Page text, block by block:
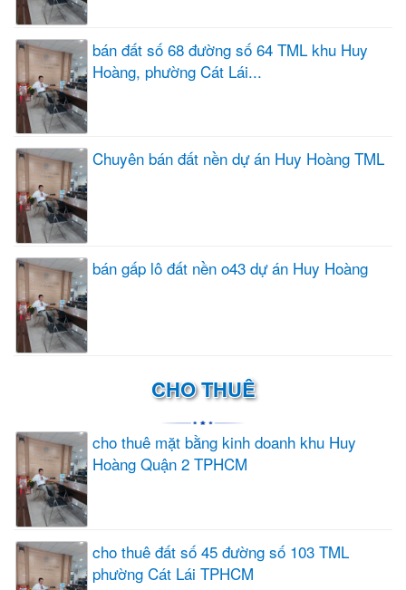
bán đất số 68 đường số 64 TML khu Huy
Hoàng, phường Cát Lái...
Chuyên bán đất nền dự án Huy Hoàng TML
bán gấp lô đất nền o43 dự án Huy Hoàng
CHO THUÊ
cho thuê mặt bằng kinh doanh khu Huy
Hoàng Quận 2 TPHCM
cho thuê đất số 45 đường số 103 TML
phường Cát Lái TPHCM